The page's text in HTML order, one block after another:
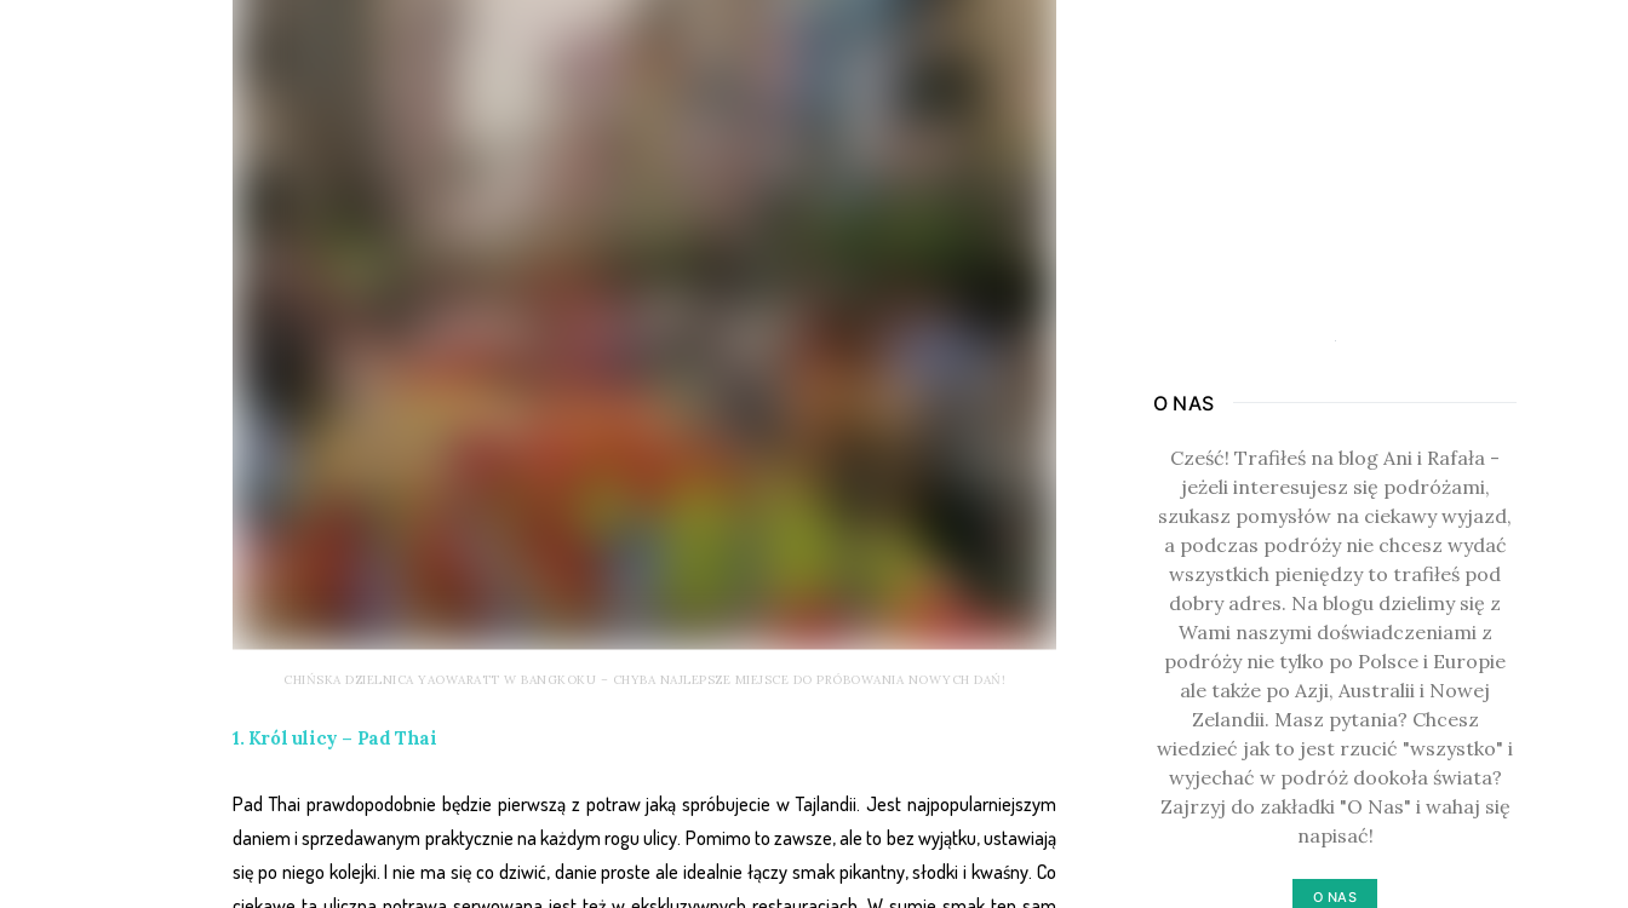
CHIŃSKA DZIELNICA YAOWARATT W BANGKOKU – CHYBA NAJLEPSZE MIEJSCE DO PRÓBOWANIA NOWYCH DAŃ!
1. Król ulicy – Pad Thai
Pad Thai prawdopodobnie będzie pierwszą z potraw jaką spróbujecie w Tajlandii. Jest najpopularniejszym
daniem i sprzedawanym praktycznie na każdym rogu ulicy. Pomimo to zawsze, ale to bez wyjątku, ustawiają
się po niego kolejki. I nie ma się co dziwić, danie proste ale idealnie łączy smak pikantny, słodki i kwaśny. Co
O NAS
Cześć! Trafiłeś na blog Ani i Rafała -
jeżeli interesujesz się podróżami,
szukasz pomysłów na ciekawy wyjazd,
a podczas podróży nie chcesz wydać
wszystkich pieniędzy to trafiłeś pod
dobry adres. Na blogu dzielimy się z
Wami naszymi doświadczeniami z
podróży nie tylko po Polsce i Europie
ale także po Azji, Australii i Nowej
Zelandii. Masz pytania? Chcesz
wiedzieć jak to jest rzucić "wszystko" i
wyjechać w podróż dookoła świata?
Zajrzyj do zakładki "O Nas" i wahaj się
napisać!
O NAS